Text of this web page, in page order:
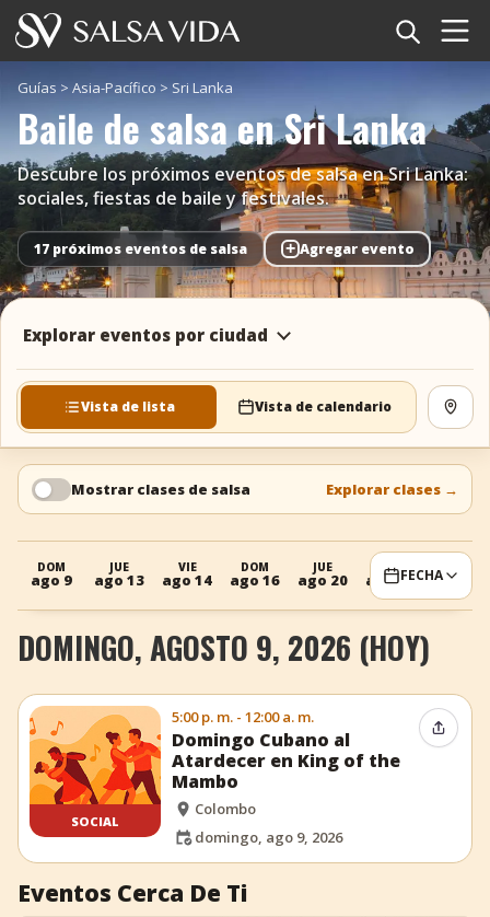
Inicio
Eventos
Noticias
Artículos
Videos
Glosario
Tienda
TuneTempo
+ Añadir evento
Guías > Asia-Pacífico > Sri Lanka
Baile de salsa en Sri Lanka
Descubre los próximos eventos de salsa en Sri Lanka:
sociales, fiestas de baile y festivales.
17 próximos eventos de salsa + Agregar evento
Explorar eventos por ciudad
Vista de lista Vista de calendario Ver
Mostrar clases de salsa Explorar clases →
DOM
ago 9
JUE
ago 13
VIE
ago 14
DOM
ago 16
JUE
ago 20
VIE
ago 21FECHA
DOMINGO, AGOSTO 9, 2026 (HOY)
SOCIAL
5:00 p. m. - 12:00 a. m.
Domingo Cubano al
Atardecer en King of the
Mambo
Colombo
domingo, ago 9, 2026
Eventos Cerca De Ti